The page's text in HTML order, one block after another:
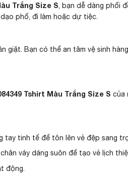
Trắng Size S, bạn dễ dàng phối
phố, đi làm hoặc dự tiệc.
Bạn có thể an tâm vệ sinh
Tshirt Màu Trắng Size S của
tay tinh tế để tôn lên vẻ đệp sang
váy dáng suôn để tạo vẻ lịch
động.